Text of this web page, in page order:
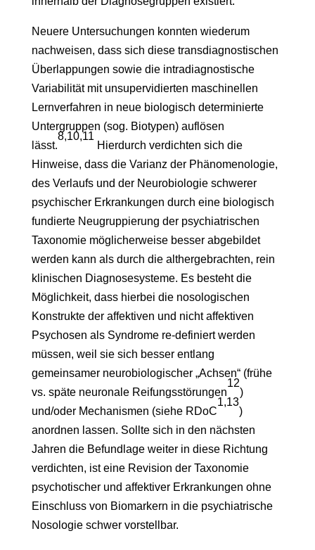
Neuere Untersuchungen konnten wiederum
nachweisen, dass sich diese transdiagnostischen
Überlappungen sowie die intradiagnostische
Variabilität mit unsupervidierten maschinellen
Lernverfahren in neue biologisch determinierte
Untergruppen (sog. Biotypen) auflösen
lässt.
8,10,11
Hierdurch verdichten sich die
Hinweise, dass die Varianz der Phänomenologie,
des Verlaufs und der Neurobiologie schwerer
psychischer Erkrankungen durch eine biologisch
fundierte Neugruppierung der psychiatrischen
Taxonomie möglicherweise besser abgebildet
werden kann als durch die althergebrachten, rein
klinischen Diagnosesysteme. Es besteht die
Möglichkeit, dass hierbei die nosologischen
Konstrukte der affektiven und nicht affektiven
Psychosen als Syndrome re-definiert werden
müssen, weil sie sich besser entlang
gemeinsamer neurobiologischer „Achsen“ (frühe
vs. späte neuronale Reifungsstörungen
12
)
und/oder Mechanismen (siehe RDoC
1,13
)
anordnen lassen. Sollte sich in den nächsten
Jahren die Befundlage weiter in diese Richtung
verdichten, ist eine Revision der Taxonomie
psychotischer und affektiver Erkrankungen ohne
Einschluss von Biomarkern in die psychiatrische
Nosologie schwer vorstellbar.